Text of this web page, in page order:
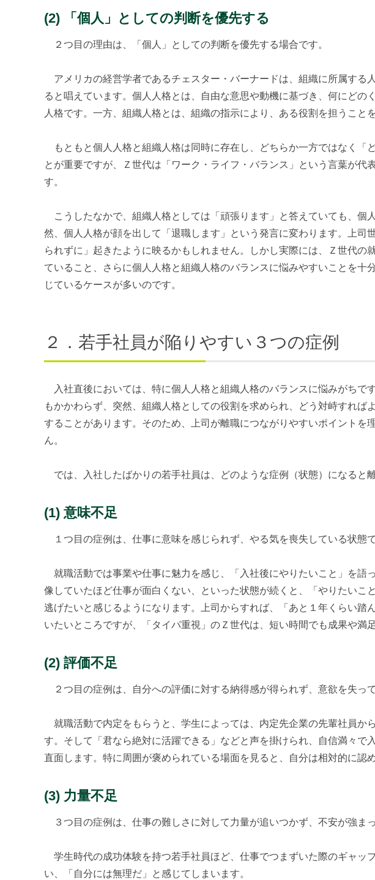
(2) 「個人」としての判断を優先する
２つ目の理由は、「個人」としての判断を優先する場合です。
アメリカの経営学者であるチェスター・バーナードは、組織に所属する
ると唱えています。個人人格とは、自由な意思や動機に基づき、何にどの
人格です。一方、組織人格とは、組織の指示により、ある役割を担うこと
もともと個人人格と組織人格は同時に存在し、どちらか一方ではなく「
とが重要ですが、Ｚ世代は「ワーク・ライフ・バランス」という言葉が代
す。
こうしたなかで、組織人格としては「頑張ります」と答えていても、個
然、個人人格が顔を出して「退職します」という発言に変わります。上司
られずに」起きたように映るかもしれません。しかし実際には、Ｚ世代の
ていること、さらに個人人格と組織人格のバランスに悩みやすいことを十
じているケースが多いのです。
２．若手社員が陥りやすい３つの症例
入社直後においては、特に個人人格と組織人格のバランスに悩みがちで
もかかわらず、突然、組織人格としての役割を求められ、どう対峙すれば
することがあります。そのため、上司が離職につながりやすいポイントを
ん。
では、入社したばかりの若手社員は、どのような症例（状態）になると
(1) 意味不足
１つ目の症例は、仕事に意味を感じられず、やる気を喪失している状態で
就職活動では事業や仕事に魅力を感じ、「入社後にやりたいこと」を語
像していたほど仕事が面白くない、といった状態が続くと、「やりたいこ
逃げたいと感じるようになります。上司からすれば、「あと１年くらい踏
いたいところですが、「タイパ重視」のＺ世代は、短い時間でも成果や満
(2) 評価不足
２つ目の症例は、自分への評価に対する納得感が得られず、意欲を失って
就職活動で内定をもらうと、学生によっては、内定先企業の先輩社員か
す。そして「君なら絶対に活躍できる」などと声を掛けられ、自信満々で
直面します。特に周囲が褒められている場面を見ると、自分は相対的に認
(3) 力量不足
３つ目の症例は、仕事の難しさに対して力量が追いつかず、不安が強ま
学生時代の成功体験を持つ若手社員ほど、仕事でつまずいた際のギャッ
い、「自分には無理だ」と感じてしまいます。